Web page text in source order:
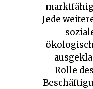
Jede
Rolle